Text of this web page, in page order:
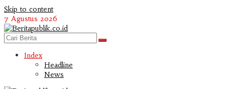
Skip to content
7 Agustus 2026
Index
Headline
News